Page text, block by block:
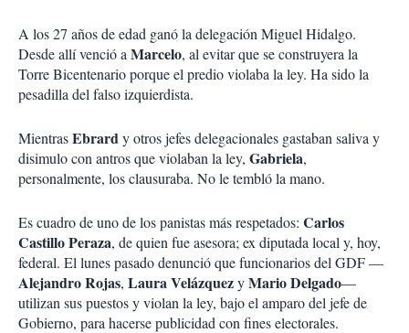
A los 27 años de edad ganó la delegación Miguel Hidalgo.
Desde allí venció a Marcelo, al evitar que se construyera la
Torre Bicentenario porque el predio violaba la ley. Ha sido la
pesadilla del falso izquierdista.
MientrasEbrardy otros jefes delegacionales gastaban saliva y
disimulo con antros que violaban la ley, Gabriela,
personalmente, los clausuraba. No le tembló la mano.
Es cuadro de uno de los panistas más respetados: Carlos
Castillo Peraza, de quien fue asesora; ex diputada local y, hoy,
federal. El lunes pasado denunció que funcionarios del GDF —
Alejandro Rojas, Laura VelázquezyMario Delgado—
utilizan sus puestos y violan la ley, bajo el amparo del jefe de
Gobierno, para hacerse publicidad con fines electorales.